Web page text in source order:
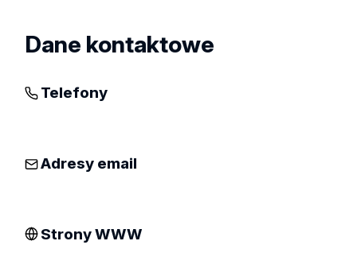
Dane kontaktowe
Telefony
Adresy email
Strony WWW